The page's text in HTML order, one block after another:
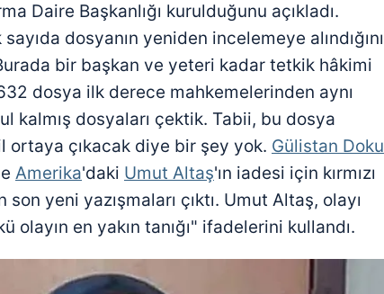
Daire Başkanlığı kurulduğunu açıkladı.
dosyanın yeniden incelemeye alındığını
bir başkan ve yeteri kadar tetkik hâkimi
dosya ilk derece mahkemelerinden aynı
kalmış dosyaları çektik. Tabii, bu dosya
ortaya çıkacak diye bir şey yok. Gülistan Doku
Amerika'daki Umut Altaş'ın iadesi için kırmızı
son yeni yazışmaları çıktı. Umut Altaş, olayı
olayın en yakın tanığı" ifadelerini kullandı.